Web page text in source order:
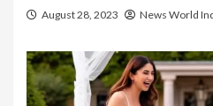
August 28, 2023 News World